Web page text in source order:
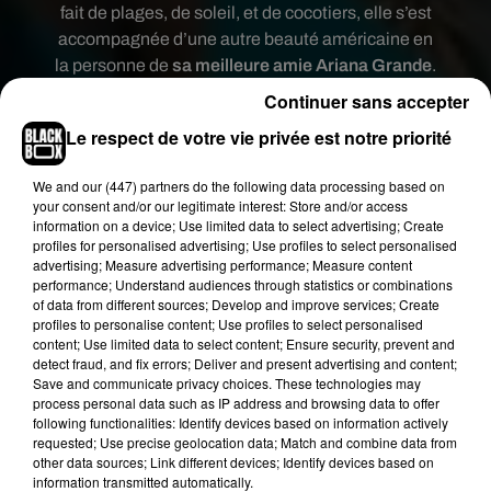
fait de plages, de soleil, et de cocotiers, elle s’est
accompagnée d’une autre beauté américaine en
la personne de sa meilleure amie Ariana Grande.
La fiancée de Pete Davidson vient chanter sur le
un lit avec ton nom dessus .
Le respect de votre vie privée est notre priorité
We and our (447) partnersdo the following data processing based on
your consent and/or our legitimate interest: Store and/or access
information on a device; Use limited data to select advertising; Create
profiles for personalised advertising; Use profiles to select personalised
advertising; Measure advertising performance; Measure content
performance; Understand audiences through statistics or combinations
of data from different sources; Develop and improve services; Create
profiles to personalise content; Use profiles to select personalised
content; Use limited data to select content; Ensure security, prevent and
detect fraud, and fix errors; Deliver and present advertising and content;
Save and communicate privacy choices. These technologies may
process personal data such as IP address and browsing data to offer
following functionalities: Identify devices based on information actively
requested; Use precise geolocation data; Match and combine data from
other data sources; Link different devices; Identify devices based on
information transmitted automatically.
Continuer sans accepter